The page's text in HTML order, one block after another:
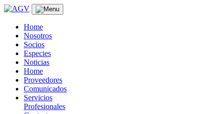
Skip
contentHome
Nosotros
Socios
Especies
Noticias
Home
Proveedores
Comunicados
Servicios
Profesionales